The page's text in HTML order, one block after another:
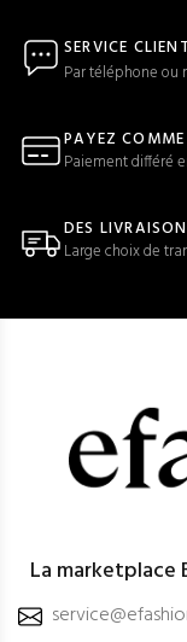
SERVICE
Par téléphone ou
PAYEZ
Paiement différé
DES
Large choix de
La marketplace